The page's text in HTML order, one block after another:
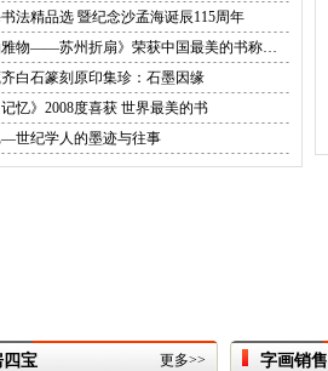
法精品选 暨纪念沙孟海诞辰115周年
雅物——苏州折扇》荣获中国最美的书称…
白石篆刻原印集珍：石墨因缘
记忆》2008度喜获 世界最美的书
—世纪学人的墨迹与往事
四宝 更多>> 字画销售